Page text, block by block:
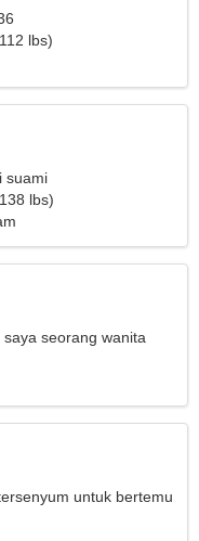
lbs)
suami
lbs)
seorang wanita
untuk bertemu